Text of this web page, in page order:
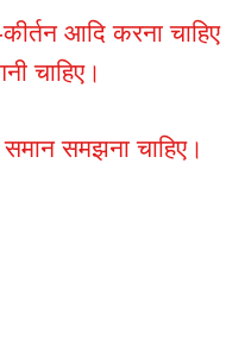
आदि करना चाहिए
चाहिए।
समान समझना चाहिए।